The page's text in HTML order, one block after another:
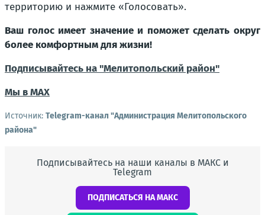
территорию и нажмите «Голосовать».
Ваш голос имеет значение и поможет сделать округ
более комфортным для жизни!
Подписывайтесь на "Мелитопольский район"
Мы в МАХ
Источник: Telegram-канал "Администрация Мелитопольского
района"
Подписывайтесь на наши каналы в МАКС и
Telegram
ПОДПИСАТЬСЯ НА МАКС